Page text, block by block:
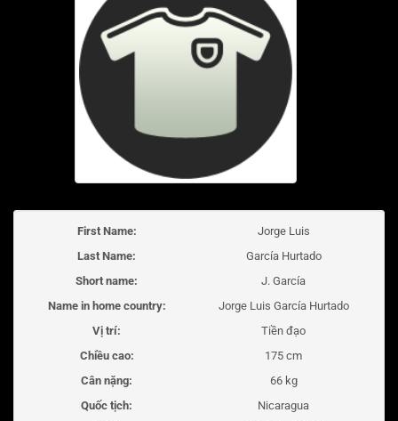
First Name:
Jorge Luis
Last Name:
García Hurtado
Short name:
J. García
Name in home country:
Jorge Luis García Hurtado
Vị trí:
Tiền đạo
Chiều cao:
175 cm
Cân nặng:
66 kg
Quốc tịch:
Nicaragua